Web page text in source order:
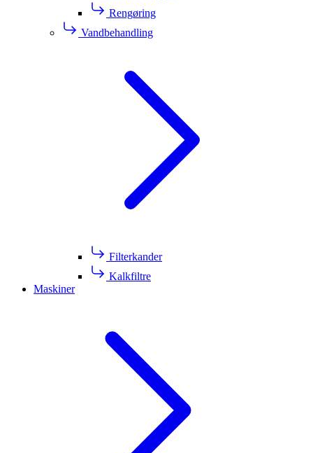
Rengøring
Vandbehandling
Filterkander
Kalkfiltre
Maskiner